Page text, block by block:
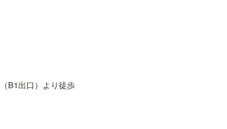
B1出口）より徒歩